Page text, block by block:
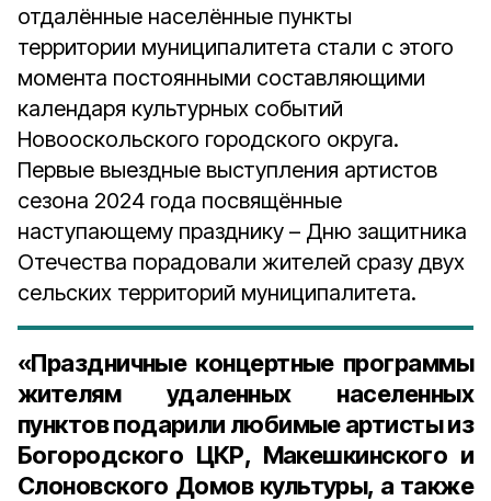
отдалённые населённые пункты
территории муниципалитета стали с этого
момента постоянными составляющими
календаря культурных событий
Новооскольского городского округа.
Первые выездные выступления артистов
сезона 2024 года посвящённые
наступающему празднику – Дню защитника
Отечества порадовали жителей сразу двух
сельских территорий муниципалитета.
«Праздничные концертные программы
жителям удаленных населенных
пунктов подарили любимые артисты из
Богородского ЦКР, Макешкинского и
Слоновского Домов культуры, а также